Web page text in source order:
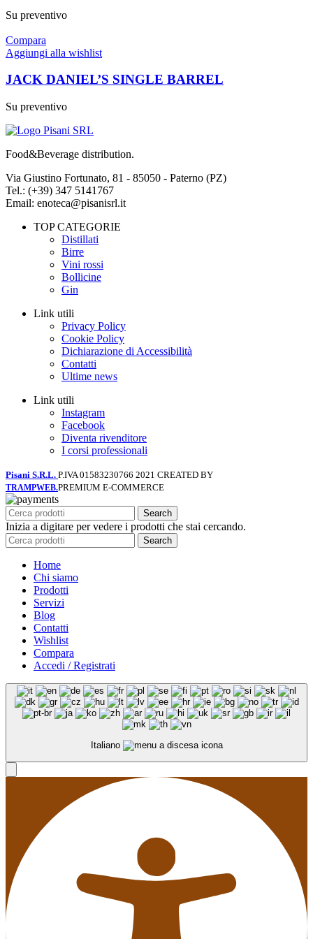
Su preventivo
Compara
Aggiungi alla wishlist
JACK DANIEL’S SINGLE BARREL
Su preventivo
Food&Beverage distribution.
Via Giustino Fortunato, 81 - 85050 - Paterno (PZ)
Tel.: (+39) 347 5141767
Email: enoteca@pisanisrl.it
TOP CATEGORIE
Distillati
Birre
Vini rossi
Bollicine
Gin
Link utili
Privacy Policy
Cookie Policy
Dichiarazione di Accessibilità
Contatti
Ultime news
Link utili
Instagram
Facebook
Diventa rivenditore
I corsi professionali
Pisani S.R.L. P.IVA 01583230766 2021 CREATED BY
TRAMPWEB.PREMIUM E-COMMERCE
Search
Inizia a digitare per vedere i prodotti che stai cercando.
Search
Home
Chi siamo
Prodotti
Servizi
Blog
Contatti
Wishlist
Compara
Accedi / Registrati
Italiano